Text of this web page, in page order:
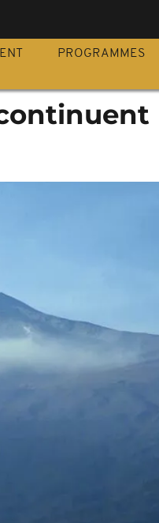
PROGRAMMES